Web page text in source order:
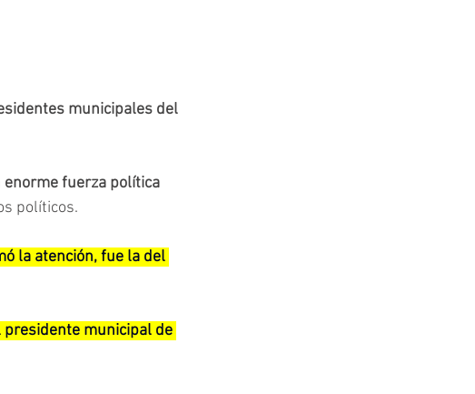
municipales del
enorme fuerza política
políticos.
la atención, fue la del
presidente municipal de